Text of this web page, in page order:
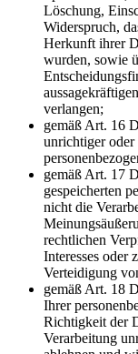
Löschung,
Widerspruch,
Herkunft ihrer
wurden, sowie
verlangen;
gemäß Art. 16
unrichtiger oder
gemäß Art. 17
gespeicherten
nicht die
rechtlichen
Interesses oder
Verteidigung
gemäß Art. 18
Ihrer
Richtigkeit der
Verarbeitung